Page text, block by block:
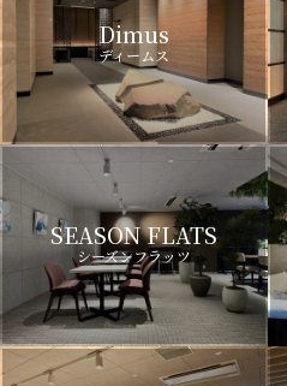
Dimus
ディームス
SEASON FLATS
シーズンフラッツ